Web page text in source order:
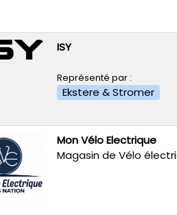
ISY
Représenté par :
Ekstere & Stromer
Mon Vélo Electrique
Magasin de Vélo